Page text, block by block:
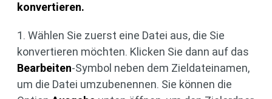
konvertieren.
1. Wählen Sie zuerst eine Datei aus, die Sie
konvertieren möchten. Klicken Sie dann auf das
Bearbeiten-Symbol neben dem Zieldateinamen,
um die Datei umzubenennen. Sie können die